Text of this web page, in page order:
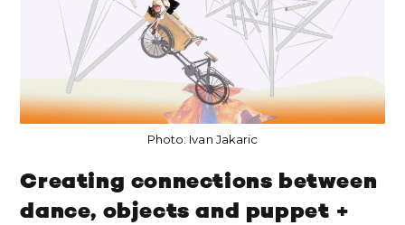
Photo: Ivan Jakaric
Creating connections between
dance, objects and puppet +